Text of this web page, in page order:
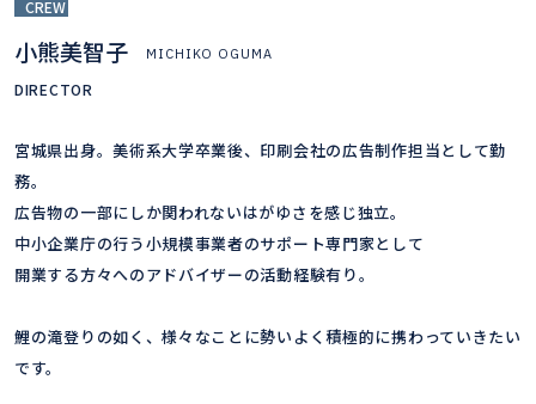
CREW
小熊美智子 MICHIKO OGUMA
DIRECTOR
宮城県出身。美術系大学卒業後、印刷会社の広告制作担当として勤
務。
広告物の一部にしか関われないはがゆさを感じ独立。
中小企業庁の行う小規模事業者のサポート専門家として
開業する方々へのアドバイザーの活動経験有り。
鯉の滝登りの如く、様々なことに勢いよく積極的に携わっていきたい
です。